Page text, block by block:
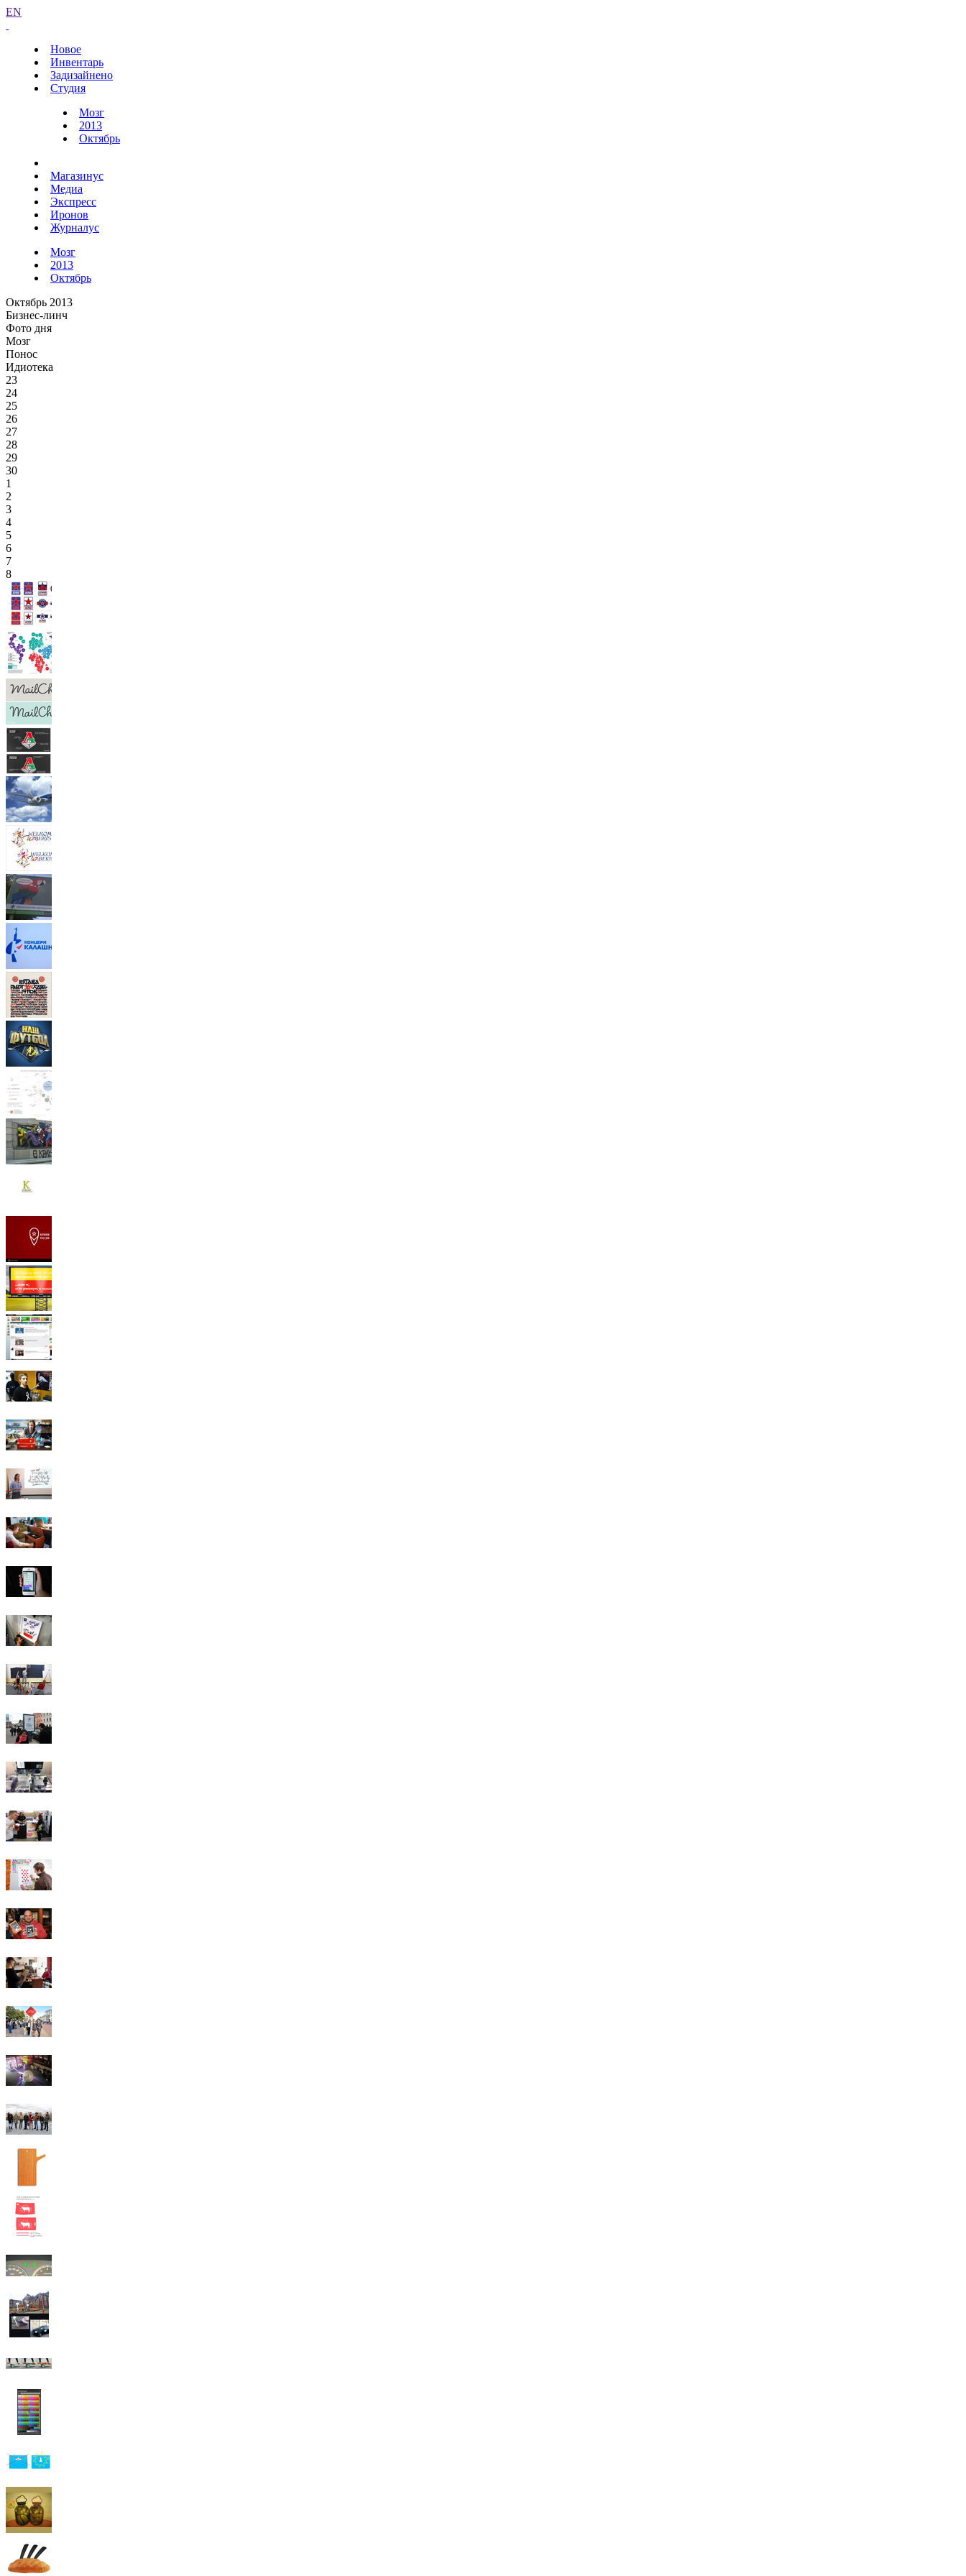
EN
Новое
Инвентарь
Задизайнено
Студия
Мозг
2013
Октябрь
Магазинус
Медиа
Экспресс
Иронов
Журналус
Мозг
2013
Октябрь
Октябрь 2013
Бизнес-линч
Фото дня
Мозг
Понос
Идиотека
23
24
25
26
27
28
29
30
1
2
3
4
5
6
7
8